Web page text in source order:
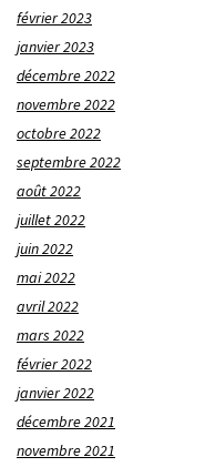
février 2023
janvier 2023
décembre 2022
novembre 2022
octobre 2022
septembre 2022
août 2022
juillet 2022
juin 2022
mai 2022
avril 2022
mars 2022
février 2022
janvier 2022
décembre 2021
novembre 2021